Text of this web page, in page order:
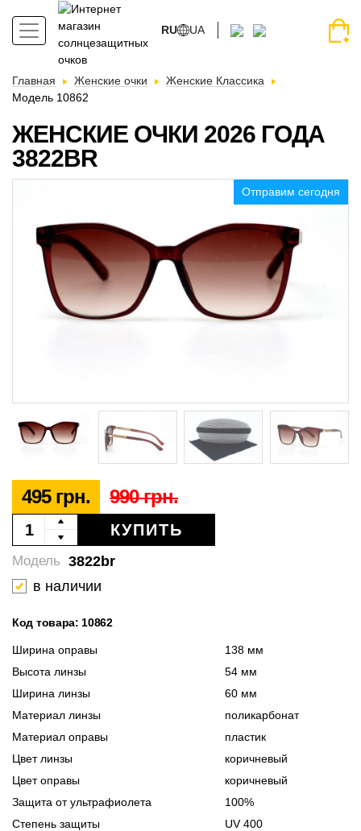
RU UA
Главная Женские очки
Женские Классика
Модель 10862
ЖЕНСКИЕ ОЧКИ 2026 ГОДА
3822BR
Отправим сегодня
495 грн. 990 грн.
КУПИТЬ
3822br
Модель
в наличии
Код товара: 10862
Ширина оправы
138 мм
Высота линзы
54 мм
Ширина линзы
60 мм
Материал линзы
поликарбонат
Материал оправы
пластик
Цвет линзы
коричневый
Цвет оправы
коричневый
Защита от ультрафиолета
100%
Степень защиты
UV 400